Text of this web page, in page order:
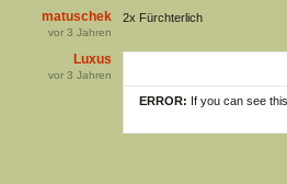
matuschek
vor 3 Jahren
2x Fürchterlich
Luxus
vor 3 Jahren
ERROR: If you can see